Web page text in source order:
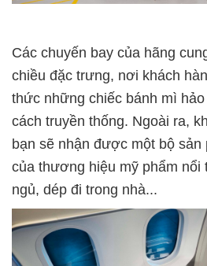
Các chuyến bay của hãng
chiều đặc trưng, nơi khách
thức những chiếc bánh mì
cách truyền thống. Ngoài ra,
bạn sẽ nhận được một bộ sản
của thương hiệu mỹ phẩm nổi
ngủ, dép đi trong nhà...